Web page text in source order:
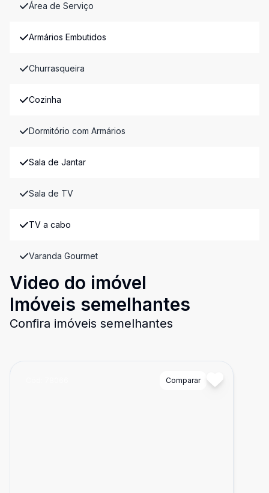
Área de Serviço
Armários Embutidos
Churrasqueira
Cozinha
Dormitório com Armários
Sala de Jantar
Sala de TV
TV a cabo
Varanda Gourmet
Video do imóvel
Imóveis semelhantes
Confira imóveis semelhantes
Comparar